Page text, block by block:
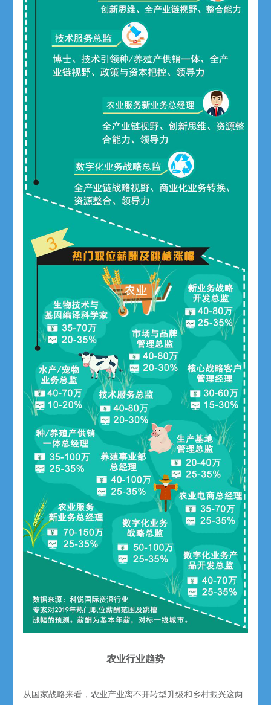
农业行业趋势
从国家战略来看，农业产业离不开转型升级和乡村振兴这两